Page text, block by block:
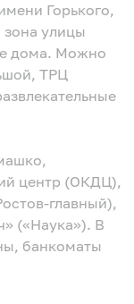
Горького,
улицы
дома. Можно
ТРЦ
центр (ОКДЦ),
главный),
(«Наука»). В
банкоматы